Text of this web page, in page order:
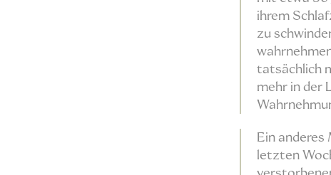
ihrem
zu
tatsächlich
mehr in der
Ein anderes
letzten